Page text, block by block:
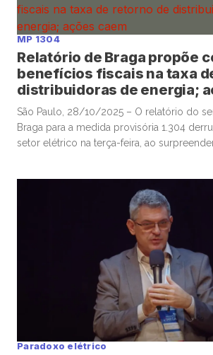
MP 1304
Relatório de Braga propõe
benefícios fiscais na taxa
distribuidoras de energia;
São Paulo, 28/10/2025 – O relatório do
Braga para a medida provisória 1.304
setor elétrico na terça-feira, ao
empresas de distribuição de energia.
e Energisa despencaram na bolsa de […]
Paradoxo elétrico